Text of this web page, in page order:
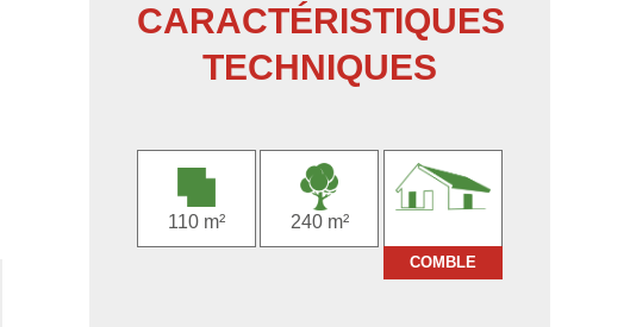
CARACTÉRISTIQUES
TECHNIQUES
110 m² 240 m²
COMBLE